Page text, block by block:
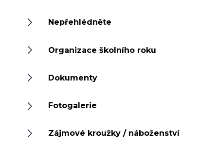
Nepřehlédněte
Organizace školního roku
Dokumenty
Fotogalerie
Zájmové kroužky / náboženství